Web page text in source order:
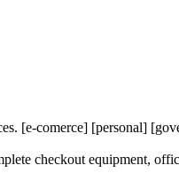
[e-comerce] [personal]
checkout equipment,